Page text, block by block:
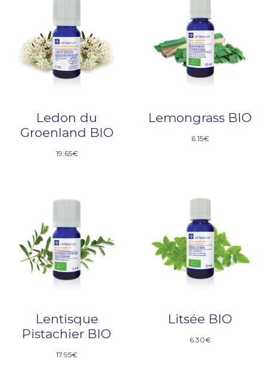
Ledon du
Groenland BIO
19.65€
Lemongrass BIO
6.15€
Lentisque
Pistachier BIO
17.95€
Litsée BIO
6.30€